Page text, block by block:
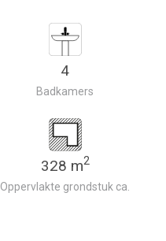
4
Badkamers
328 m2
Oppervlakte grondstuk ca.